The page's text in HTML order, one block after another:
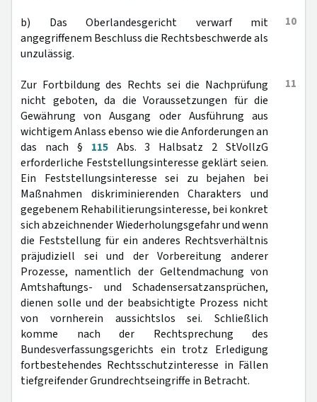
10
b) Das Oberlandesgericht verwarf mit
angegriffenem Beschluss die Rechtsbeschwerde als
unzulässig.
11
Zur Fortbildung des Rechts sei die Nachprüfung
nicht geboten, da die Voraussetzungen für die
Gewährung von Ausgang oder Ausführung aus
wichtigem Anlass ebenso wie die Anforderungen an
das nach § 115Abs. 3 Halbsatz 2 StVollzG
erforderliche Feststellungsinteresse geklärt seien.
Ein Feststellungsinteresse sei zu bejahen bei
Maßnahmen diskriminierenden Charakters und
gegebenem Rehabilitierungsinteresse, bei konkret
sich abzeichnender Wiederholungsgefahr und wenn
die Feststellung für ein anderes Rechtsverhältnis
präjudiziell sei und der Vorbereitung anderer
Prozesse, namentlich der Geltendmachung von
Amtshaftungs- und Schadensersatzansprüchen,
dienen solle und der beabsichtigte Prozess nicht
von vornherein aussichtslos sei. Schließlich
komme nach der Rechtsprechung des
Bundesverfassungsgerichts ein trotz Erledigung
fortbestehendes Rechtsschutzinteresse in Fällen
tiefgreifender Grundrechtseingriffe in Betracht.